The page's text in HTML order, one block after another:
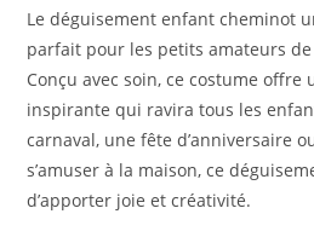
Le déguisement enfant cheminot
parfait pour les petits amateurs de
Conçu avec soin, ce costume
inspirante qui ravira tous les
carnaval, une fête d’anniversaire
s’amuser à la maison, ce
d’apporter joie et créativité.